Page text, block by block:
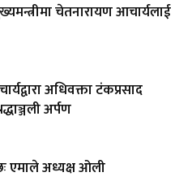
चेतनारायण आचार्यलाई
अधिवक्ता टंकप्रसाद
अर्पण
एमाले अध्यक्ष ओली